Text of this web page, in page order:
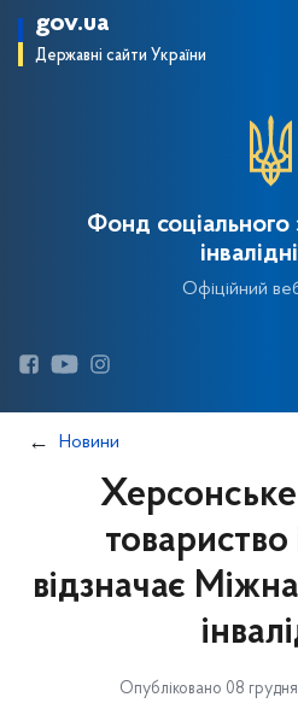
gov.ua
Державні сайти України
Фонд соціального
Офіційний
Новини
товариство
відзначає
Опубліковано 08